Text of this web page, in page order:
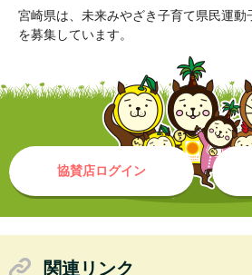
宮崎県は、未来みやざき子育て県民運動
を募集しています。
協賛店ログイン
関連リンク